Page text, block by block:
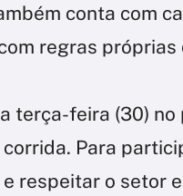
conta com
regras próprias
terça-feira (30) no
Para
respeitar o setor